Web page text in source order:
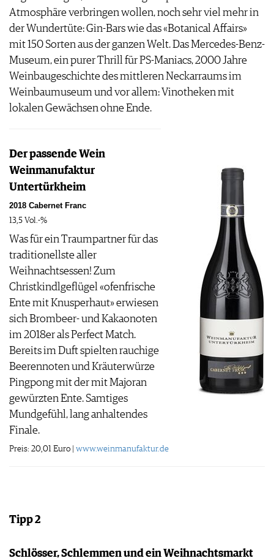
Atmosphäre verbringen wollen, noch sehr viel mehr in
der Wundertüte: Gin-Bars wie das «Botanical Affairs»
mit 150 Sorten aus der ganzen Welt. Das Mercedes-Benz-
Museum, ein purer Thrill für PS-Maniacs, 2000 Jahre
Weinbaugeschichte des mittleren Neckarraums im
Weinbaumuseum und vor allem: Vinotheken mit
lokalen Gewächsen ohne Ende.
Der passende Wein
Weinmanufaktur
Untertürkheim
2018 Cabernet Franc
13,5 Vol.-%
Was für ein Traumpartner für das
traditionellste aller
Weihnachtsessen! Zum
Christkindlgeflügel «ofenfrische
Ente mit Knusperhaut» erwiesen
sich Brombeer- und Kakaonoten
im 2018er als Perfect Match.
Bereits im Duft spielten rauchige
Beerennoten und Kräuterwürze
Pingpong mit der mit Majoran
gewürzten Ente. Samtiges
Mundgefühl, lang anhaltendes
Finale.
Preis: 20,01 Euro | www.weinmanufaktur.de
Tipp 2
Schlösser, Schlemmen und ein Weihnachtsmarkt